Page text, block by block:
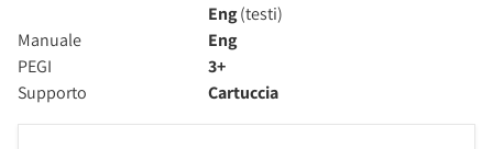
Eng(testi)
Manuale
Eng
PEGI
3+
Supporto
Cartuccia